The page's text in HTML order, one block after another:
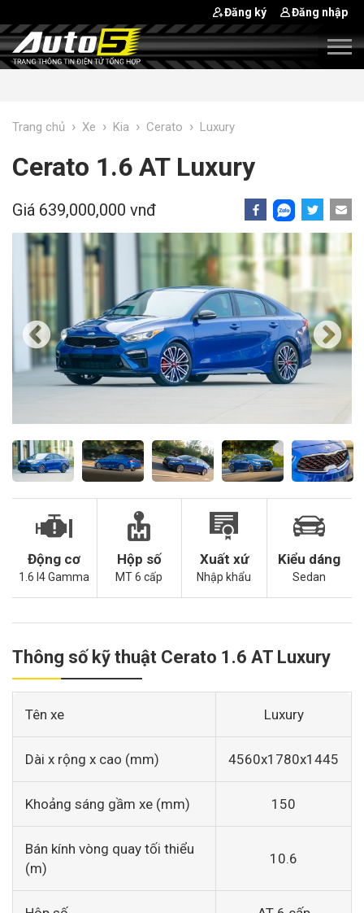
Đăng ký Đăng nhập
Trang chủ › Xe › Kia › Cerato › Luxury
Cerato 1.6 AT Luxury
Giá 639,000,000 vnđ
Động cơ
1.6 I4 Gamma
Hộp số
MT 6 cấp
Xuất xứ
Nhập khẩu
Kiểu dáng
Sedan
Thông số kỹ thuật Cerato 1.6 AT Luxury
Tên xe Luxury
Dài x rộng x cao (mm) 4560x1780x1445
Khoảng sáng gầm xe (mm) 150
Bán kính vòng quay tối thiểu
(m)
10.6